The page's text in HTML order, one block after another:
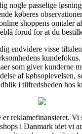
nogle passelige
køberes
shoppens omtaler
forud for at du
endvidere visse
som giver kunderne
af købsoplevelsen,
i tilfredsheden hos
er reklamefinansieret. Vi
i Danmark idet vi